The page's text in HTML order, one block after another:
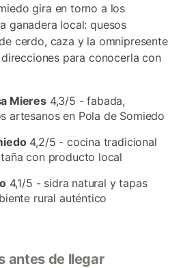
gira en torno a los
ganadera local: quesos
cerdo, caza y la omnipresente
para conocerla con
Mieres4,3/5 - fabada,
artesanos en Pola de Somiedo
4,2/5 - cocina tradicional
con producto local
4,1/5 - sidra natural y tapas
rural auténtico
antes de llegar